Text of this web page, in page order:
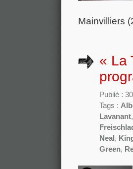
Mainvilliers
« La
Publié :
Tags :
Lavanant
Neal ,
Green,